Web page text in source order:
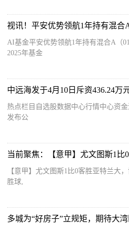
AI基金平安优势领航1年持有混合A（
2025年基金
热点栏目自选股数据中心行情中心资
发布公
【意甲】尤文图斯1比0客胜亚特兰大
胜球,
多城为“好房子”立规矩，期待大